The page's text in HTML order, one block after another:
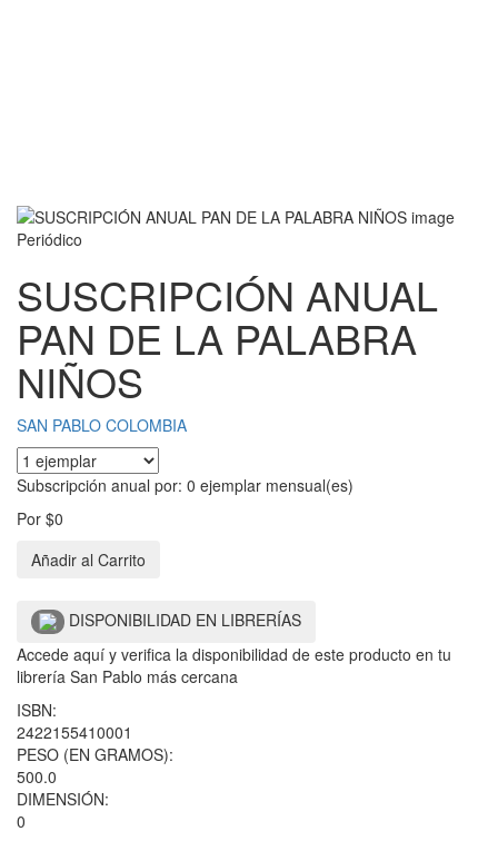
Periódico
SUSCRIPCIÓN ANUAL
PAN DE LA PALABRA
NIÑOS
SAN PABLO COLOMBIA
Subscripción anual por: 0 ejemplar mensual(es)
Por $0
Añadir al Carrito
DISPONIBILIDAD EN LIBRERÍAS
Accede aquí y verifica la disponibilidad de este producto en tu
librería San Pablo más cercana
ISBN:
2422155410001
PESO (EN GRAMOS):
500.0
DIMENSIÓN:
0